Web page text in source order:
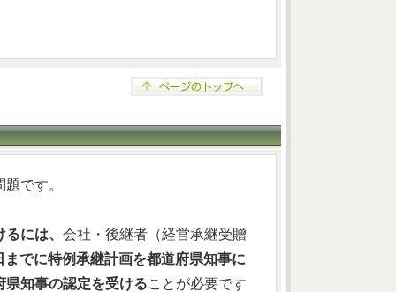
です。
には、 会社・後継者（経営承継受贈
でに特例承継計画を都道府県知事に
県知事の認定を受けることが必要です